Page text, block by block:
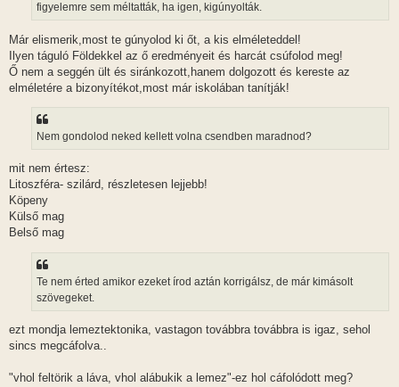
figyelemre sem méltatták, ha igen, kigúnyolták.
Már elismerik,most te gúnyolod ki őt, a kis elméleteddel!
Ilyen táguló Földekkel az ő eredményeit és harcát csúfolod meg!
Ő nem a seggén ült és siránkozott,hanem dolgozott és kereste az
elméletére a bizonyítékot,most már iskolában tanítják!
Nem gondolod neked kellett volna csendben maradnod?
mit nem értesz:
Litoszféra- szilárd, részletesen lejjebb!
Köpeny
Külső mag
Belső mag
Te nem érted amikor ezeket írod aztán korrigálsz, de már kimásolt
szövegeket.
ezt mondja lemeztektonika, vastagon továbbra továbbra is igaz, sehol
sincs megcáfolva..
"vhol feltörik a láva, vhol alábukik a lemez"-ez hol cáfolódott meg?